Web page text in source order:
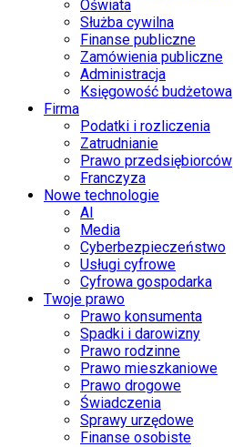
Oświata
Służba cywilna
Finanse publiczne
Zamówienia publiczne
Administracja
Księgowość budżetowa
Firma
Podatki i rozliczenia
Zatrudnianie
Prawo przedsiębiorców
Franczyza
Nowe technologie
AI
Media
Cyberbezpieczeństwo
Usługi cyfrowe
Cyfrowa gospodarka
Twoje prawo
Prawo konsumenta
Spadki i darowizny
Prawo rodzinne
Prawo mieszkaniowe
Prawo drogowe
Świadczenia
Sprawy urzędowe
Finanse osobiste